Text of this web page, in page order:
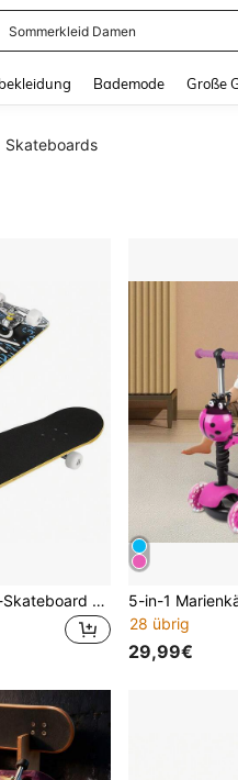
Sommerkleid Damen
Bademode Große
Skateboards
Skateboard Outdoor-Skateboard Komplettes Skateboard Vormontiert, Skateboard Longboard mit ABEC-7-Lagern für junge Erwachsene Belastbarkeit 250kg (Graffiti-Buchstaben)
28 übrig
29,99€